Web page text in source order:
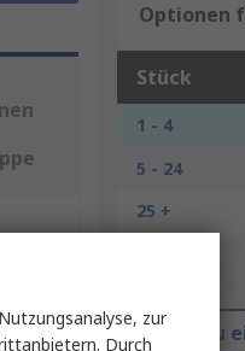
Optionen
Stück
1 - 4
5 - 24
25 +
Zu
zur
Durch